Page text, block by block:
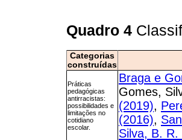
Quadro 4
Categorias
construídas
Práticas
pedagógicas
antirracistas:
possibilidades e
limitações no
cotidiano
escolar.
Braga e
Gomes,
(2019),
(2016),
Silva, B.